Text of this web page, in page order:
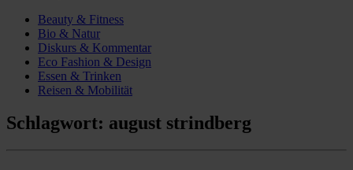
Beauty & Fitness
Bio & Natur
Diskurs & Kommentar
Eco Fashion & Design
Essen & Trinken
Reisen & Mobilität
Schlagwort: august strindberg